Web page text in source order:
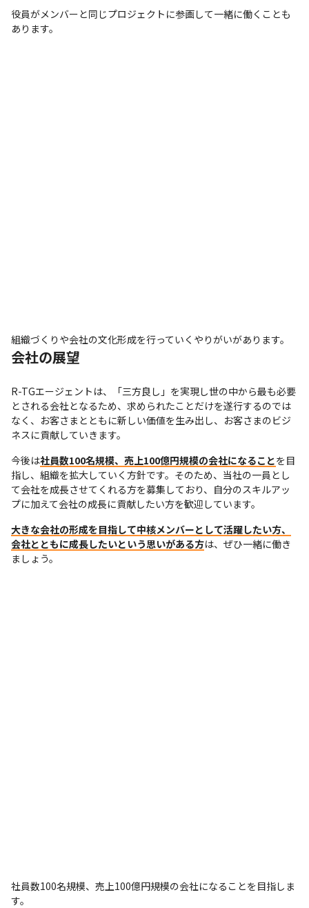
役員がメンバーと同じプロジェクトに参画して一緒に働くことも
あります。
組織づくりや会社の文化形成を行っていくやりがいがあります。
会社の展望
R-TGエージェントは、「三方良し」を実現し世の中から最も必要
とされる会社となるため、求められたことだけを遂行するのでは
なく、お客さまとともに新しい価値を生み出し、お客さまのビジ
ネスに貢献していきます。
今後は社員数100名規模、売上100億円規模の会社になることを目
指し、組織を拡大していく方針です。そのため、当社の一員とし
て会社を成長させてくれる方を募集しており、自分のスキルアッ
プに加えて会社の成長に貢献したい方を歓迎しています。
大きな会社の形成を目指して中核メンバーとして活躍したい方、
会社とともに成長したいという思いがある方は、ぜひ一緒に働き
ましょう。
社員数100名規模、売上100億円規模の会社になることを目指しま
す。